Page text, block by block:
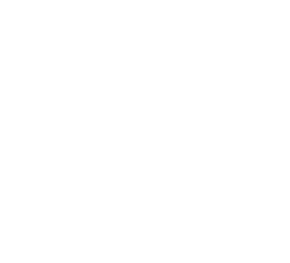
verzonden